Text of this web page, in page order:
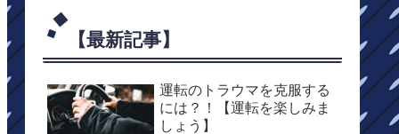
【最新記事】
運転のトラウマを克服する
には？！【運転を楽しみま
しょう】